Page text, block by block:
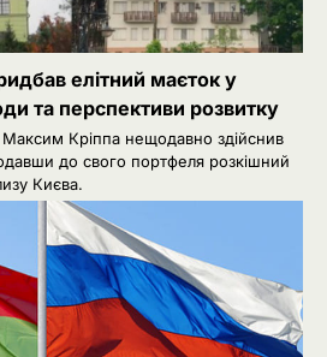
елітний маєток у
та перспективи розвитку
Максим Кріппа нещодавно здійснив
до свого портфеля розкішний
Києва.
уточнила правила безпеки
цивільного судноплавства в
морі
Ponomarenko
безпілотники помітили
базою Німеччини,
Patriot
Ponomarenko